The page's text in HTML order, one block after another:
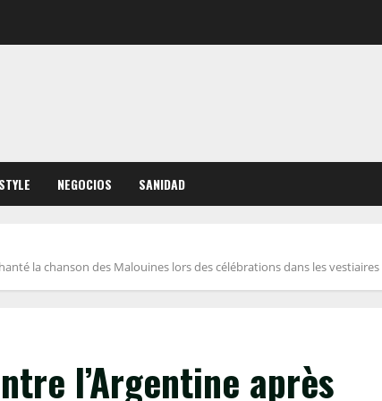
NEGOCIOS SANIDAD
la chanson des Malouines lors des célébrations dans les
l’Argentine après